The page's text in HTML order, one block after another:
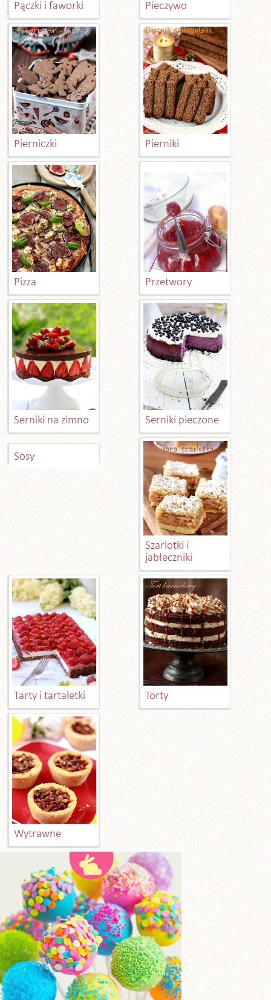
Pączki i faworki Pieczywo
Pierniczki Pierniki
Pizza Przetwory
Serniki na zimno Serniki pieczone
Sosy
Szarlotki i
jabłeczniki
Tarty i tartaletki Torty
Wytrawne